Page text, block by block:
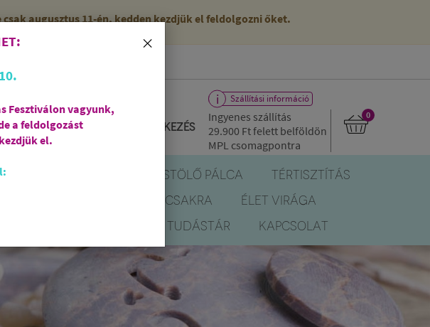
csak augusztus 11-én, kedden kezdjük el feldolgozni őket.
Bejelentkezés
Szállítási információ
Ingyenes szállítás
29.900 Ftfelett belföldön
MPL csomagpontra
0
FÜSTÖLŐ PÁLCA
TÉRTISZTÍTÁS
CSAKRA
ÉLET VIRÁGA
TUDÁSTÁR KAPCSOLAT
×
Fesztiválon vagyunk,
a feldolgozást
el.